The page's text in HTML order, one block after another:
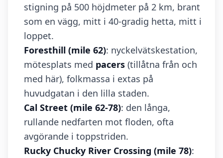
stigning på 500 höjdmeter på 2 km, brant
som en vägg, mitt i 40-gradig hetta, mitt i
loppet.
Foresthill (mile 62): nyckelvätskestation,
mötesplats med pacers (tillåtna från och
med här), folkmassa i extas på
huvudgatan i den lilla staden.
Cal Street (mile 62-78): den långa,
rullande nedfarten mot floden, ofta
avgörande i toppstriden.
Rucky Chucky River Crossing (mile 78):